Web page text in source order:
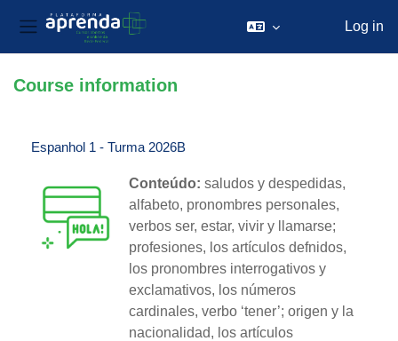
Side panel
Log in
Course information
Espanhol 1 - Turma 2026B
Conteúdo: saludos y despedidas,
alfabeto, pronombres personales,
verbos ser, estar, vivir y llamarse;
profesiones, los artículos defnidos,
los pronombres interrogativos y
exclamativos, los números
cardinales, verbo ‘tener’; origen y la
nacionalidad, los artículos